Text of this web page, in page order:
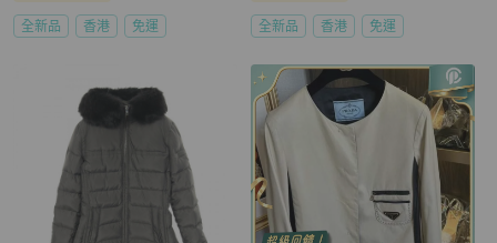
全新品 香港 免運 全新品 香港 免運